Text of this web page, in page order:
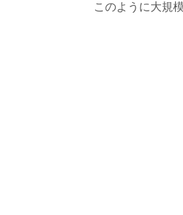
このように大規